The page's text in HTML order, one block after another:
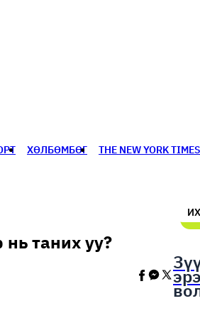
ХӨЛБӨМБӨГ THE NEW YORK TIMES
таних уу?